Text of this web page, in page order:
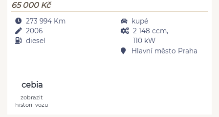
65 000 Kč
273 994 Km
2006
diesel
kupé
2 148 ccm,
110 kW
Hlavní město Praha
cebia
zobrazit
historii vozu